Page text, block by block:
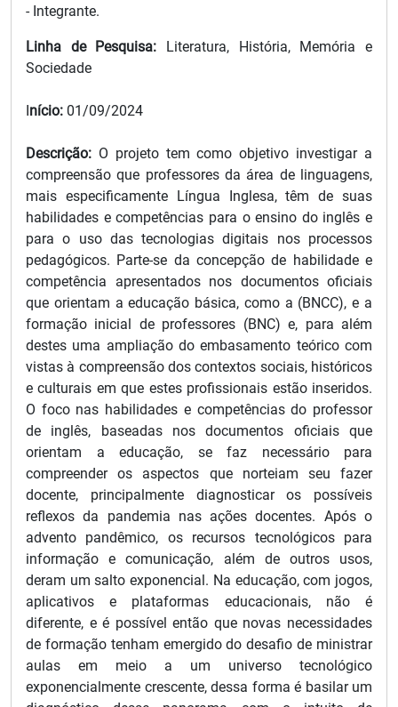
- Integrante.
Linha de Pesquisa: Literatura, História, Memória e
Sociedade
Início: 01/09/2024
Descrição: O projeto tem como objetivo investigar a
compreensão que professores da área de linguagens,
mais especificamente Língua Inglesa, têm de suas
habilidades e competências para o ensino do inglês e
para o uso das tecnologias digitais nos processos
pedagógicos. Parte-se da concepção de habilidade e
competência apresentados nos documentos oficiais
que orientam a educação básica, como a (BNCC), e a
formação inicial de professores (BNC) e, para além
destes uma ampliação do embasamento teórico com
vistas à compreensão dos contextos sociais, históricos
e culturais em que estes profissionais estão inseridos.
O foco nas habilidades e competências do professor
de inglês, baseadas nos documentos oficiais que
orientam a educação, se faz necessário para
compreender os aspectos que norteiam seu fazer
docente, principalmente diagnosticar os possíveis
reflexos da pandemia nas ações docentes. Após o
advento pandêmico, os recursos tecnológicos para
informação e comunicação, além de outros usos,
deram um salto exponencial. Na educação, com jogos,
aplicativos e plataformas educacionais, não é
diferente, e é possível então que novas necessidades
de formação tenham emergido do desafio de ministrar
aulas em meio a um universo tecnológico
exponencialmente crescente, dessa forma é basilar um